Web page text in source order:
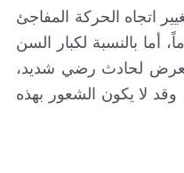
اتجاه الحركة المفاجئ
أما بالنسبة لكبار السن
لحادث رضي شديد،
لا يكون الشعور بهذه